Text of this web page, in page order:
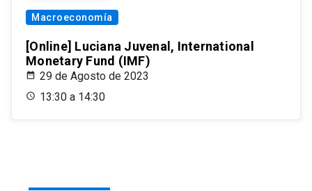
Macroeconomía
[Online] Luciana Juvenal, International
Monetary Fund (IMF)
29 de Agosto de 2023
13:30 a 14:30